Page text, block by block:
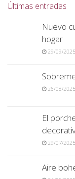
Últimas entradas
Nuevo
hogar
29/09/2025
26/08/2025
El
29/07/2025
Aire